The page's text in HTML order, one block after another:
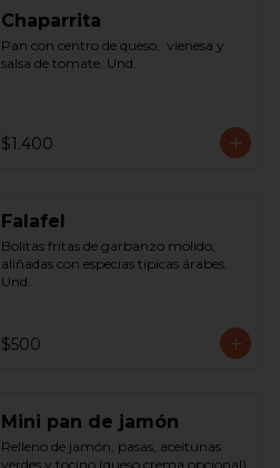
Chaparrita
Pan con centro de queso,  vienesa y
salsa de tomate. Und.
$1.400
Falafel
Bolitas fritas de garbanzo molido,
aliñadas con especias típicas árabes.
Und.
$500
Mini pan de jamón
Relleno de jamón, pasas, aceitunas
verdes y tocino (queso crema opcional)